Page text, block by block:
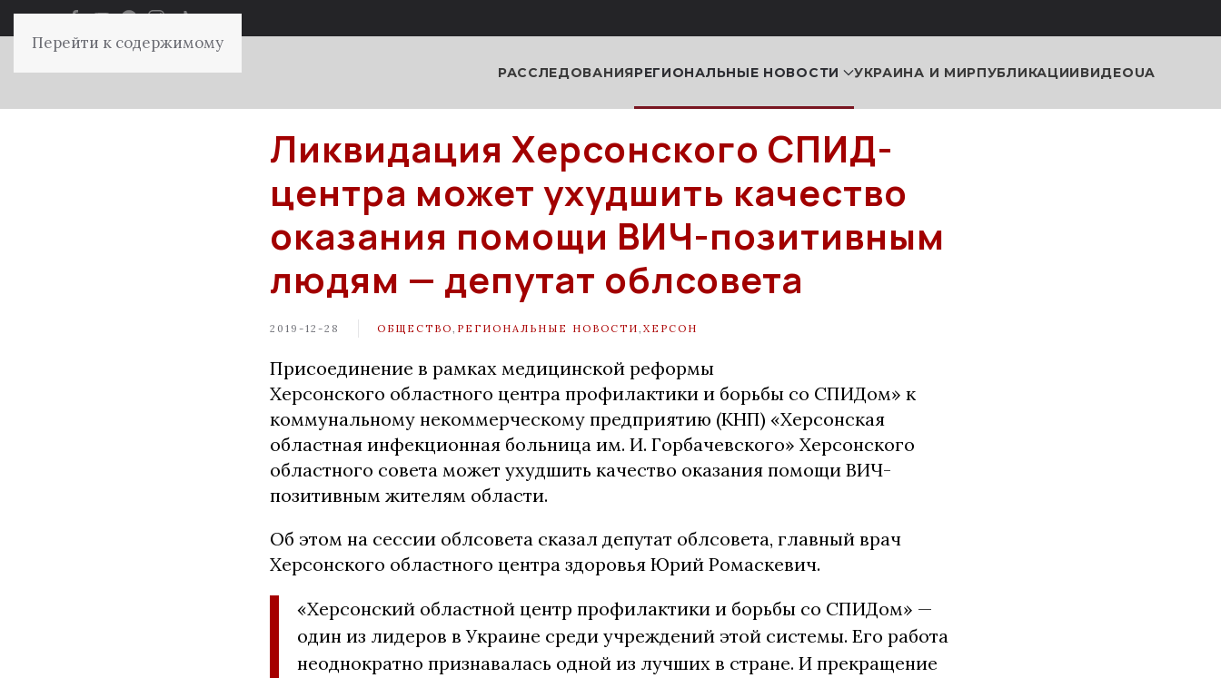
Перейти к содержимому
РАССЛЕДОВАНИЯРЕГИОНАЛЬНЫЕ НОВОСТИ УКРАИНА И МИРПУБЛИКАЦИИВИДЕОUA
Ликвидация Херсонского СПИД-
центра может ухудшить качество
оказания помощи ВИЧ-позитивным
людям — депутат облсовета
2019-12-28 ОБЩЕСТВО РЕГИОНАЛЬНЫЕ НОВОСТИ ХЕРСОН
Присоединение в рамках медицинской реформы
Херсонского областного центра профилактики и борьбы со СПИДом» к
коммунальному некоммерческому предприятию (КНП) «Херсонская
областная инфекционная больница им. И. Горбачевского» Херсонского
областного совета может ухудшить качество оказания помощи ВИЧ-
позитивным жителям области.
Об этом на сессии облсовета сказал депутат облсовета, главный врач
Херсонского областного центра здоровья Юрий Ромаскевич.
«Херсонский областной центр профилактики и борьбы со СПИДом» —
один из лидеров в Украине среди учреждений этой системы. Его работа
неоднократно признавалась одной из лучших в стране. И прекращение